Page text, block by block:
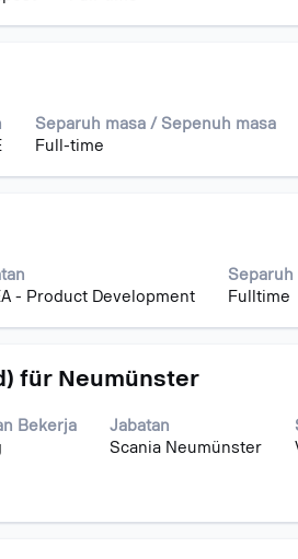
Separuh masa / Sepenuh masa
Full-time
- Product Development
Separuh
Fulltime
für Neumünster
Bekerja
Jabatan
Scania Neumünster